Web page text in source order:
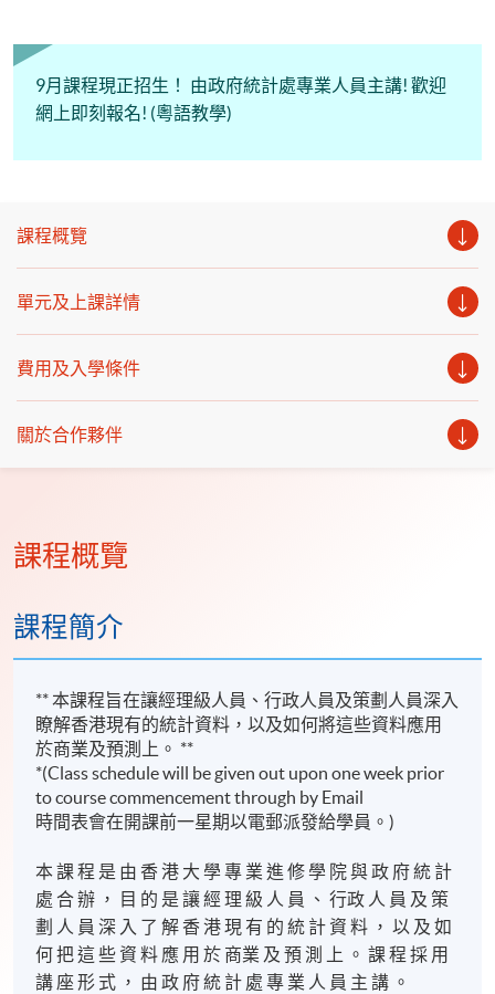
9月課程現正招生！ 由政府統計處專業人員主講! 歡迎
網上即刻報名! (粵語教學)
課程概覽
單元及上課詳情
費用及入學條件
關於合作夥伴
課程概覽
課程簡介
** 本課程旨在讓經理級人員、行政人員及策劃人員深入
瞭解香港現有的統計資料，以及如何將這些資料應用
於商業及預測上。 **
*(Class schedule will be given out upon one week prior
to course commencement through by Email
時間表會在開課前一星期以電郵派發給學員。)
本 課 程 是 由 香 港 大 學 專 業 進 修 學 院 與 政 府 統 計
處 合 辦 ， 目 的 是 讓 經 理 級 人 員 、 行政 人 員 及 策
劃 人 員 深 入 了 解 香 港 現 有 的 統 計 資 料 ， 以 及 如
何 把 這 些 資 料 應 用 於 商業 及 預 測 上 。 課 程 採 用
講 座 形 式 ， 由 政 府 統 計 處 專 業 人 員 主 講 。